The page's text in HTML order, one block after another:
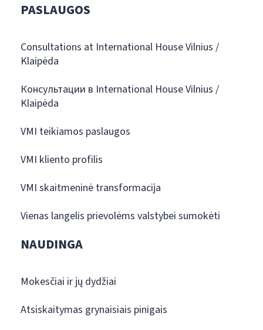
PASLAUGOS
Consultations at International House Vilnius /
Klaipėda
Консультации в International House Vilnius /
Klaipėda
VMI teikiamos paslaugos
VMI kliento profilis
VMI skaitmeninė transformacija
Vienas langelis prievolėms valstybei sumokėti
NAUDINGA
Mokesčiai ir jų dydžiai
Atsiskaitymas grynaisiais pinigais